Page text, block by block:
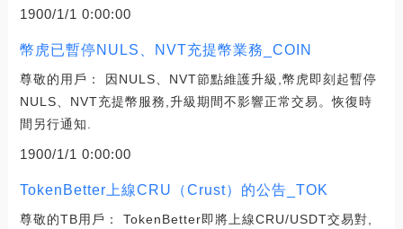
1900/1/1 0:00:00
幣虎已暫停NULS、NVT充提幣業務_COIN
尊敬的用戶： 因NULS、NVT節點維護升級,幣虎即刻起暫停
NULS、NVT充提幣服務,升級期間不影響正常交易。恢復時
間另行通知.
1900/1/1 0:00:00
TokenBetter上線CRU（Crust）的公告_TOK
尊敬的TB用戶： TokenBetter即將上線CRU/USDT交易對,